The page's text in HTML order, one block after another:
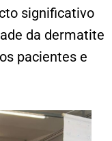
significativo
da dermatite
pacientes e